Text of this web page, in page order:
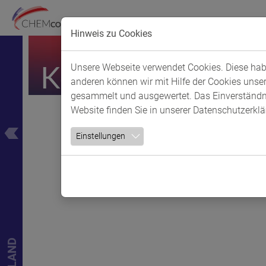
Kontakt und
Hinweis zu Cookies
Unsere Webseite verwendet Cookies. Diese
anderen können wir mit Hilfe der Cookies
gesammelt und ausgewertet. Das
Website finden Sie in unserer
Einstellungen